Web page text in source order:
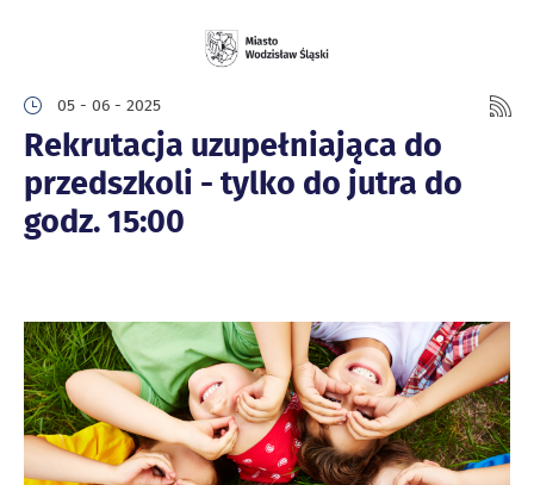
05 - 06 - 2025
Rekrutacja uzupełniająca do
przedszkoli - tylko do jutra do
godz. 15:00